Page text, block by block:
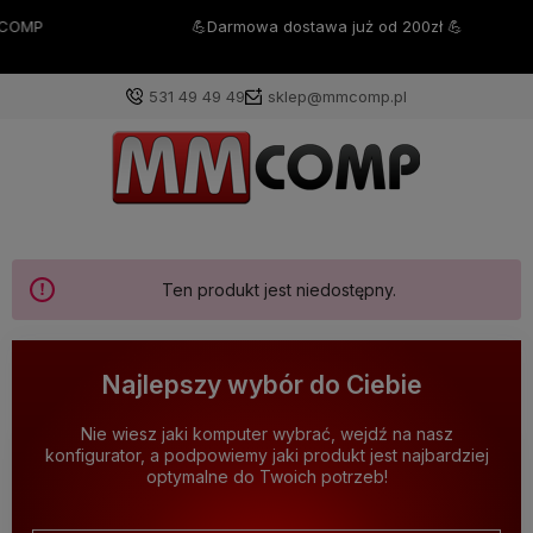
💪Darmowa dostawa już od 200zł 💪
531 49 49 49 sklep@mmcomp.pl
Ten produkt jest niedostępny.
Najlepszy wybór do Ciebie
Nie wiesz jaki komputer wybrać, wejdź na nasz
konfigurator, a podpowiemy jaki produkt jest najbardziej
optymalne do Twoich potrzeb!